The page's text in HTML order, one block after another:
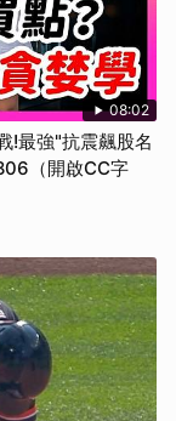
08:02
!最強"抗震飆股名
（開啟CC字